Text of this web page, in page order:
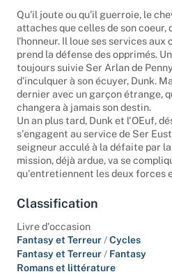
Qu'il joute ou qu'il guerroie, le
attaches que celles de son coeur,
l'honneur. Il loue ses services aux
prend la défense des opprimés.
toujours suivie Ser Arlan de
d'inculquer à son écuyer, Dunk.
dernier avec un garçon étrange,
changera à jamais son destin.
Un an plus tard, Dunk et l'OEuf,
s'engagent au service de Ser
seigneur acculé à la défaite par la
mission, déjà ardue, va se
qu'entretiennent les deux forces
Classification
Livre d'occasion
Fantasy et Terreur /Cycles
Fantasy et Terreur / Fantasy
Romans et littérature